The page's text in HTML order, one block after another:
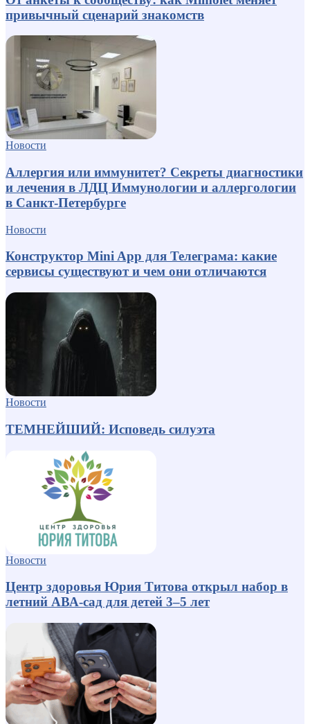
привычный сценарий знакомств
Новости
Аллергия или иммунитет? Секреты диагностики
и лечения в ЛДЦ Иммунологии и аллергологии
в Санкт-Петербурге
Новости
Конструктор Mini App для Телеграма: какие
сервисы существуют и чем они отличаются
Новости
ТЕМНЕЙШИЙ: Исповедь силуэта
Новости
Центр здоровья Юрия Титова открыл набор в
летний АВА-сад для детей 3–5 лет